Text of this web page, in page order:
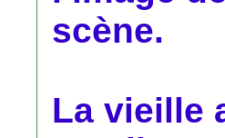
scène.
La vieille